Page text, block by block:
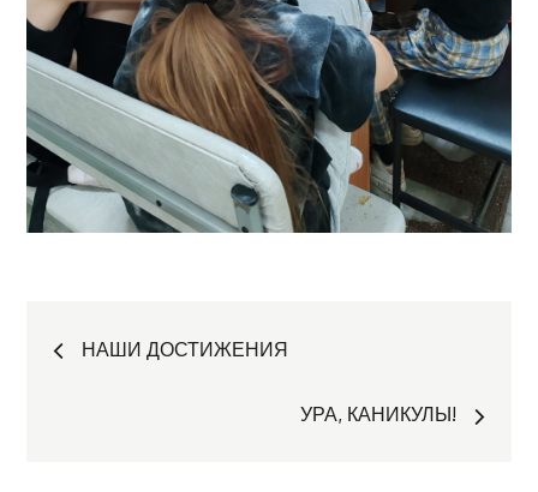
Навигация
НАШИ ДОСТИЖЕНИЯ
УРА, КАНИКУЛЫ!